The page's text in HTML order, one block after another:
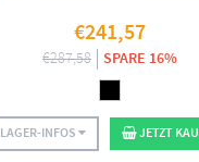
€241,57
€287,58 SPARE 16%
LAGER-INFOS JETZT